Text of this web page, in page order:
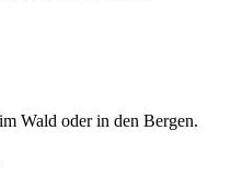
Wald oder in den Bergen.